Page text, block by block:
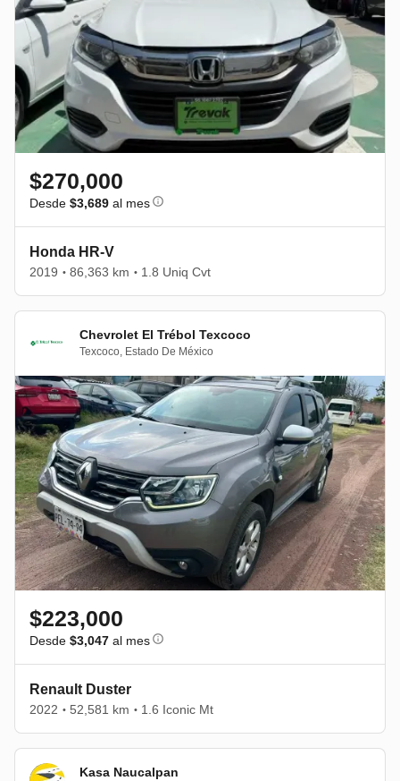
$270,000
Desde $3,689 al mes
Honda HR-V
2019 • 86,363 km • 1.8 Uniq Cvt
Chevrolet El Trébol Texcoco
Texcoco, Estado De México
$223,000
Desde $3,047 al mes
Renault Duster
2022 • 52,581 km • 1.6 Iconic Mt
Kasa Naucalpan